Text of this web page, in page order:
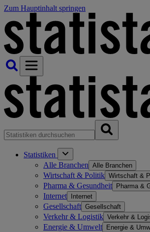
Zum Hauptinhalt springen
Statistiken
Alle Branchen Alle Branchen
Wirtschaft & Politik Wirtschaft &
Pharma & Gesundheit Pharma &
Internet Internet
Gesellschaft Gesellschaft
Verkehr & Logistik Verkehr &
Energie & Umwelt Energie &